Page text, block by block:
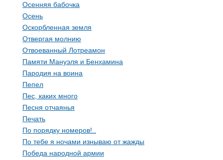
Осенняя бабочка
Осень
Оскорбленная земля
Отвергая молнию
Отвоеванный Лотреамон
Памяти Мануэля и Бенхамина
Пародия на воина
Пепел
Пес, каких много
Песня отчаянья
Печать
По порядку номеров!..
По тебе я ночами изнываю от жажды
Победа народной армии